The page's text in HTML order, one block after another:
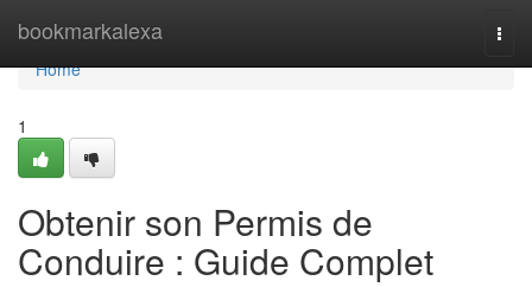
bookmarkalexa
Home
Home
1
Obtenir son Permis de
Conduire : Guide Complet